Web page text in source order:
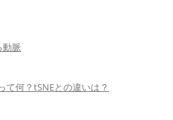
動脈
て何？tSNEとの違いは？